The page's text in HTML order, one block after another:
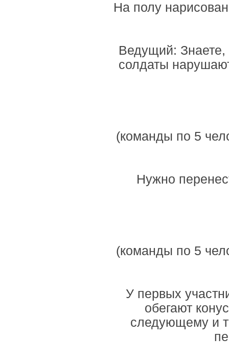
На полу
Ведущий: Знаете,
солдаты
(команды по 5
Нужно
(команды по 5
У первых
обегают
следующему и